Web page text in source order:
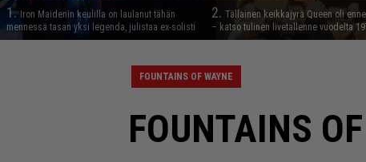
1. Iron Maidenin keulilla on laulanut tähän
mennessä tasan yksi legenda, julistaa ex-solisti
2. Tällainen keikkajyrä Queen oli
– katso tulinen livetallenne vuodelta
FOUNTAINS OF WAYNE
FOUNTAINS